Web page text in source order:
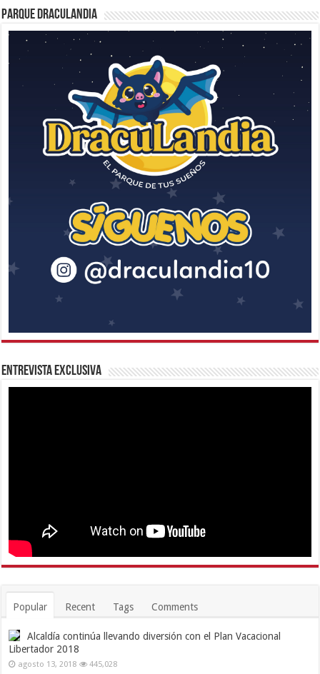
Parque Draculandia
Entrevista Exclusiva
Popular Recent Tags Comments
Alcaldía continúa llevando diversión con el Plan Vacacional
Libertador 2018
agosto 13, 2018 445,028